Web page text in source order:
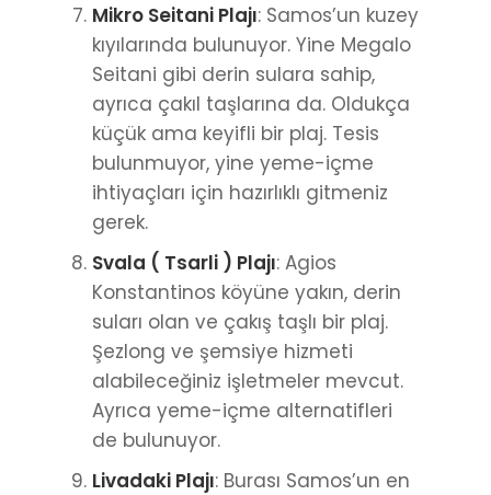
Mikro Seitani Plajı: Samos’un kuzey
kıyılarında bulunuyor. Yine Megalo
Seitani gibi derin sulara sahip,
ayrıca çakıl taşlarına da. Oldukça
küçük ama keyifli bir plaj. Tesis
bulunmuyor, yine yeme-içme
ihtiyaçları için hazırlıklı gitmeniz
gerek.
Svala ( Tsarli ) Plajı: Agios
Konstantinos köyüne yakın, derin
suları olan ve çakış taşlı bir plaj.
Şezlong ve şemsiye hizmeti
alabileceğiniz işletmeler mevcut.
Ayrıca yeme-içme alternatifleri
de bulunuyor.
Livadaki Plajı: Burası Samos’un en